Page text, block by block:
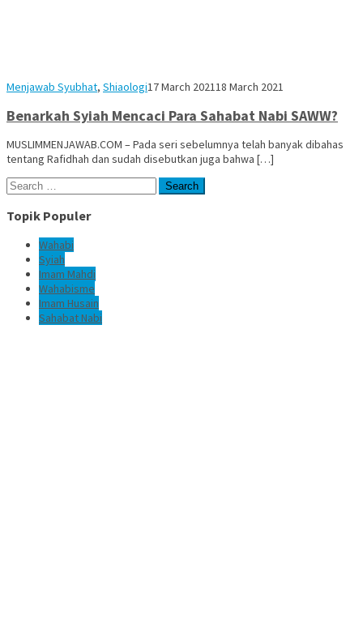
Menjawab Syubhat, ShiaologiMuhammad
17 March 202118 March 2021
Benarkah Syiah Mencaci Para Sahabat Nabi SAWW?
MUSLIMMENJAWAB.COM – Pada seri sebelumnya telah banyak dibahas
tentang Rafidhah dan sudah disebutkan juga bahwa […]
Search
for:
Topik Populer
Wahabi
Syiah
Imam Mahdi
Wahabisme
Imam Husain
Sahabat Nabi